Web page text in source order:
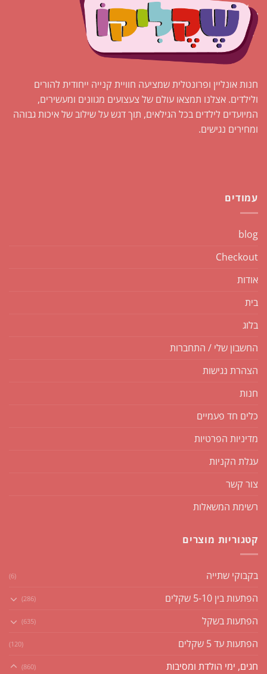
האפשרויות
בעמוד
המוצר
חנות אונליין ופרונטלית שמציעה חוויית קנייה ייחודית להורים
ולילדים. אצלנו תמצאו עולם של צעצועים מגוונים ומעשירים,
המיועדים לילדים בכל הגילאים, תוך דגש על שילוב של איכות גבוהה
ומחירים נגישים.
עמודים
blog
Checkout
אודות
בית
בלוג
החשבון שלי / התחברות
הצהרת נגישות
חנות
כלים חד פעמיים
מדיניות הפרטיות
עגלת הקניות
צור קשר
רשימת המשאלות
קטגוריות מוצרים
בקבוקי שתייה (6)
הפתעות בין 5-10 שקלים (286)
הפתעות בשקל (635)
הפתעות עד 5 שקלים (120)
חגים, ימי הולדת ומסיבות (860)